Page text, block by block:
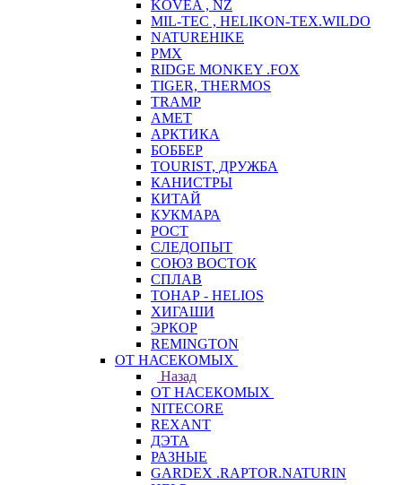
KOVEA , NZ
MIL-TEC , HELIKON-TEX.WILDO
NATUREHIKE
PMX
RIDGE MONKEY .FOX
TIGER, THERMOS
TRAMP
АМЕТ
АРКТИКА
БОББЕР
TOURIST, ДРУЖБА
КАНИСТРЫ
КИТАЙ
КУКМАРА
РОСТ
СЛЕДОПЫТ
СОЮЗ ВОСТОК
СПЛАВ
ТОНАР - HELIOS
ХИГАШИ
ЭРКОР
REMINGTON
ОТ НАСЕКОМЫХ
Назад
ОТ НАСЕКОМЫХ
NITECORE
REXANT
ДЭТА
РАЗНЫЕ
GARDEX .RAPTOR.NATURIN